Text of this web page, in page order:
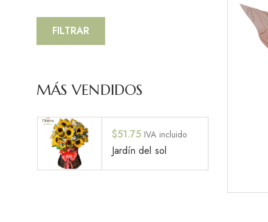
FILTRAR
MÁS VENDIDOS
$51.75 IVA incluido
Jardín del sol